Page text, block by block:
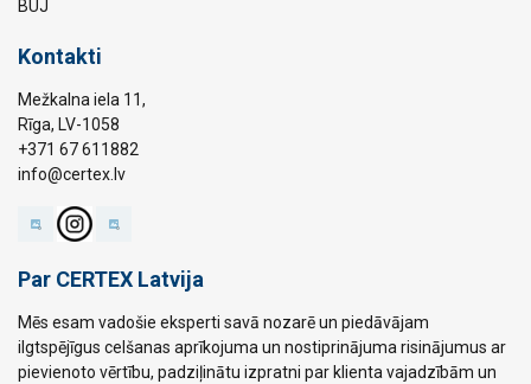
BUJ
Kontakti
Mežkalna iela 11,
Rīga, LV-1058
+371 67 611882
info@certex.lv
Par CERTEX Latvija
Mēs esam vadošie eksperti savā nozarē un piedāvājam
ilgtspējīgus celšanas aprīkojuma un nostiprinājuma risinājumus ar
pievienoto vērtību, padziļinātu izpratni par klienta vajadzībām un